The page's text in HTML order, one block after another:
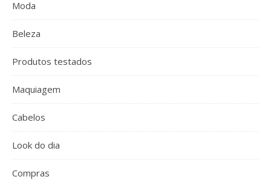
Moda
Beleza
Produtos testados
Maquiagem
Cabelos
Look do dia
Compras